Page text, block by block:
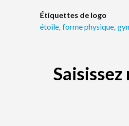
Étiquettes de logo
étoile, forme physique,